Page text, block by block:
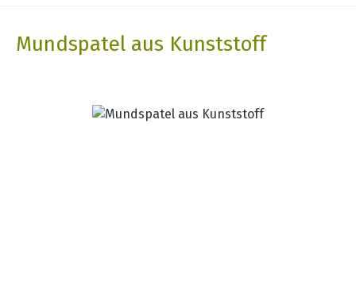
Mundspatel aus Kunststoff
Bildergalerie überspringen